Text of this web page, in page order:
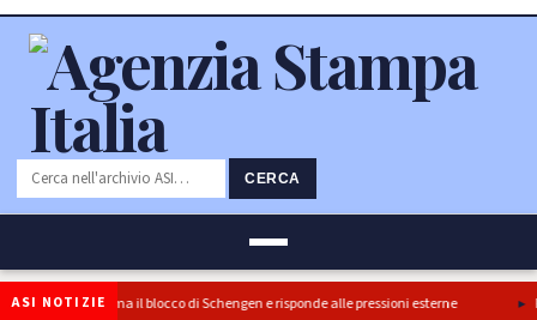
CERCA
ASI NOTIZIE
l’Italia conferma il blocco di Schengen e risponde alle pressioni esterne